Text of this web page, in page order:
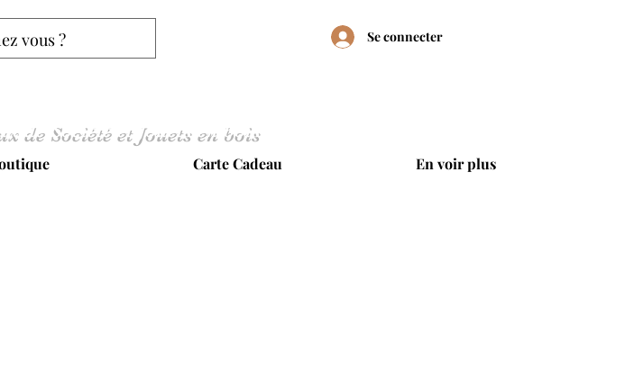
Se connecter
de Société et Jouets en bois
Carte Cadeau En voir plus